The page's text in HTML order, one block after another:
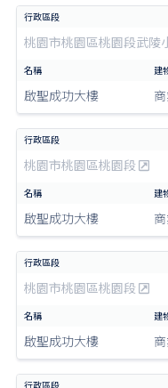
桃園市桃園區桃園段武陵
啟聖成功大樓
桃園市桃園區桃園段
啟聖成功大樓
桃園市桃園區桃園段
啟聖成功大樓